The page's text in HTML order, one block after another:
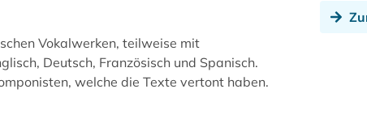
Vokalwerken, teilweise mit
Deutsch, Französisch und Spanisch.
welche die Texte vertont haben.